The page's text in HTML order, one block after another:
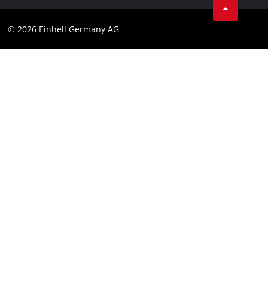
© 2026 Einhell Germany AG